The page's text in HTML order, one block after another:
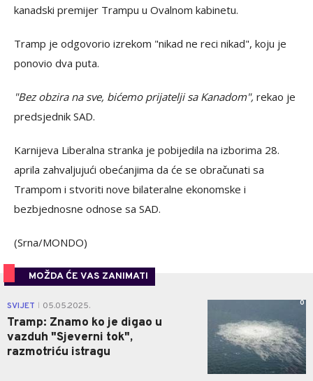
kanadski premijer Trampu u Ovalnom kabinetu.
Tramp je odgovorio izrekom "nikad ne reci nikad", koju je
ponovio dva puta.
"Bez obzira na sve, bićemo prijatelji sa Kanadom", rekao je
predsjednik SAD.
Karnijeva Liberalna stranka je pobijedila na izborima 28.
aprila zahvaljujući obećanjima da će se obračunati sa
Trampom i stvoriti nove bilateralne ekonomske i
bezbjednosne odnose sa SAD.
(Srna/MONDO)
MOŽDA ĆE VAS ZANIMATI
SVIJET 05.05.2025.
Tramp: Znamo ko je digao u
vazduh "Sjeverni tok",
razmotriću istragu
0